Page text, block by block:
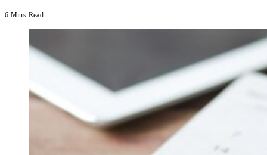
6 Mins Read